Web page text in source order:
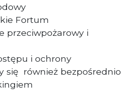
Fortum
przeciwpożarowy i
i ochrony
się również bezpośrednio